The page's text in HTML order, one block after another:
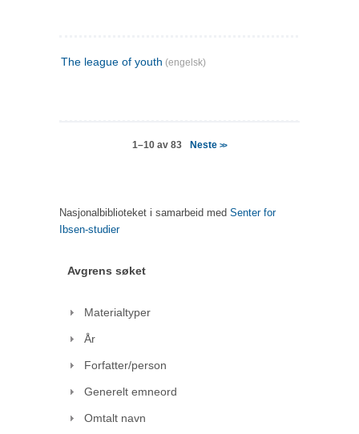
The league of youth (engelsk)
1–10 av 83 Neste>>
Nasjonalbiblioteket i samarbeid med Senter for
Ibsen-studier
Avgrens søket
Materialtyper
År
Forfatter/person
Generelt emneord
Omtalt navn